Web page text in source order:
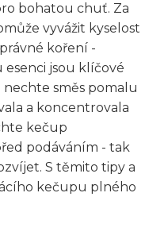
bohatou chuť. Za
vyvážit kyselost
koření -
esenci jsou klíčové
směs pomalu
a koncentrovala
kečup
podáváním - tak
S těmito tipy a
kečupu plného